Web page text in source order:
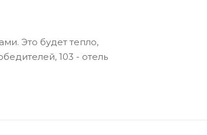
Это будет тепло,
103 - отель